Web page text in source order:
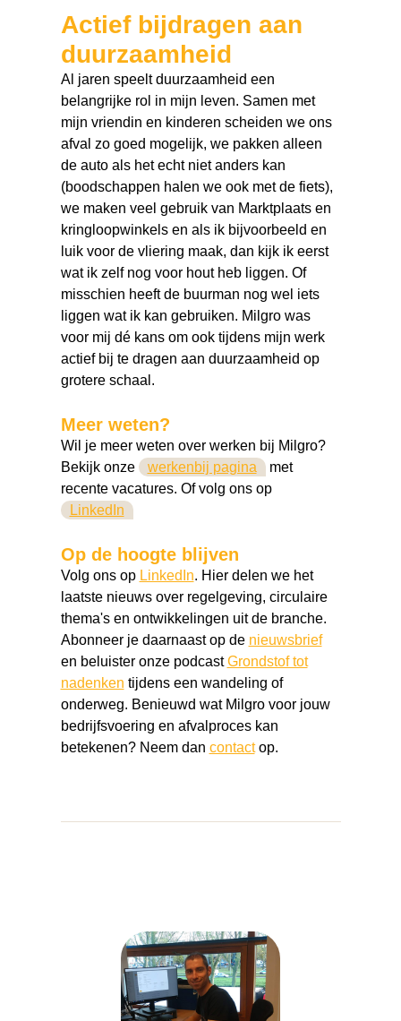
Actief bijdragen aan
duurzaamheid
Al jaren speelt duurzaamheid een
belangrijke rol in mijn leven. Samen met
mijn vriendin en kinderen scheiden we ons
afval zo goed mogelijk, we pakken alleen
de auto als het echt niet anders kan
(boodschappen halen we ook met de fiets),
we maken veel gebruik van Marktplaats en
kringloopwinkels en als ik bijvoorbeeld en
luik voor de vliering maak, dan kijk ik eerst
wat ik zelf nog voor hout heb liggen. Of
misschien heeft de buurman nog wel iets
liggen wat ik kan gebruiken. Milgro was
voor mij dé kans om ook tijdens mijn werk
actief bij te dragen aan duurzaamheid op
grotere schaal.
Meer weten?
Wil je meer weten over werken bij Milgro?
Bekijk onze
werkenbij pagina
met
recente vacatures. Of volg ons op
LinkedIn
Op de hoogte blijven
Volg ons op LinkedIn. Hier delen we het
laatste nieuws over regelgeving, circulaire
thema's en ontwikkelingen uit de branche.
Abonneer je daarnaast op de nieuwsbrief
en beluister onze podcastGrondstof tot
nadenken tijdens een wandeling of
onderweg. Benieuwd wat Milgro voor jouw
bedrijfsvoering en afvalproces kan
betekenen? Neem dan contactop.